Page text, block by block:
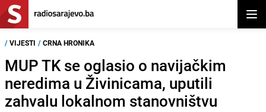
/ VIJESTI / CRNA HRONIKA
MUP TK se oglasio o navijačkim
neredima u Živinicama, uputili
zahvalu lokalnom stanovništvu